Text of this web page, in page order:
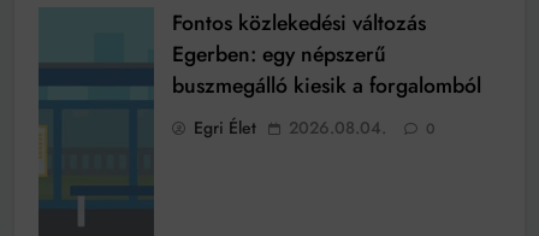
Fontos közlekedési változás
Egerben: egy népszerű
buszmegálló kiesik a forgalomból
Egri Élet 2026.08.04. 0